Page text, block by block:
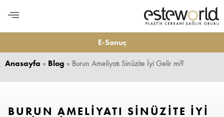
E-Sonuç
Anasayfa » Blog » Burun Ameliyatı Sinüzite İyi Gelir mi?
BURUN AMELIYATI SINÜZITE İYI